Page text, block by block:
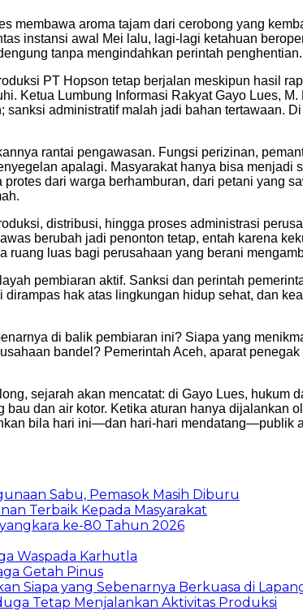
membawa aroma tajam dari cerobong yang
instansi awal Mei lalu, lagi-lagi ketahuan
tanpa mengindahkan perintah penghentian.
PT Hopson tetap berjalan meskipun hasil
Ketua Lumbung Informasi Rakyat Gayo Lues,
administratif malah jadi bahan tertawaan.
rantai pengawasan. Fungsi perizinan,
apalagi. Masyarakat hanya bisa
dari warga berhamburan, dari petani yang
distribusi, hingga proses administrasi
berubah jadi penonton tetap, entah karena
luas bagi perusahaan yang berani
pembiaran aktif. Sanksi dan perintah
hak atas lingkungan hidup sehat, dan
di balik pembiaran ini? Siapa yang
bandel? Pemerintah Aceh, aparat
sejarah akan mencatat: di Gayo Lues, hukum
dan air kotor. Ketika aturan hanya dijalankan
bila hari ini—dan hari-hari mendatang—publik
Sabu, Pemasok Masih Diburu
Terbaik Kepada Masyarakat
ke-80 Tahun 2026
Waspada Karhutla
Getah Pinus
Siapa yang Sebenarnya Berkuasa di
Tetap Menjalankan Aktivitas Produksi